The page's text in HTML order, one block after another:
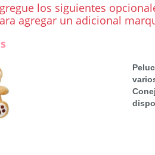
los siguientes
agregar un adicional